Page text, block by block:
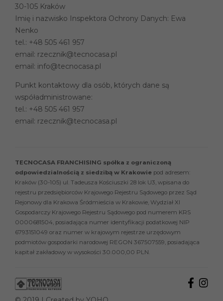
30-105 Kraków
Imię i nazwisko Inspektora Ochrony Danych: Ewa
Nenko
tel.: +48 505 461 957
email: rzecznik@tecnocasa.pl
email: info@tecnocasa.pl
Punkt kontaktowy dla osób, których dane są
współadministrowane:
tel.: +48 505 461 957
email: rzecznik@tecnocasa.pl
TECNOCASA FRANCHISING spółka z ograniczoną
odpowiedzialnością z siedzibą w Krakowie pod adresem:
Kraków (30-105) ul. Tadeusza Kościuszki 28 lok U3, wpisana do
rejestru przedsiębiorców Krajowego Rejestru Sądowego przez Sąd
Rejonowy dla Krakowa Śródmieścia w Krakowie, Wydział XI
Gospodarczy Krajowego Rejestru Sądowego pod numerem KRS
0000681504, posiadająca numer identyfikacji podatkowej NIP
6793151049 oraz numer w krajowym rejestrze urzędowym
podmiotów gospodarki narodowej REGON 367507559, posiadająca
kapitał zakładowy w wysokości 30.000,00 PLN.